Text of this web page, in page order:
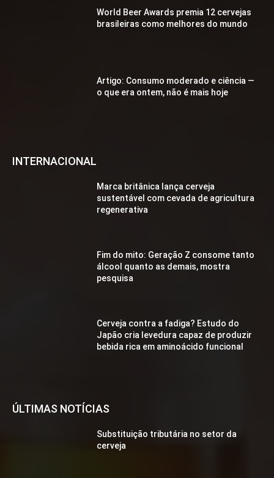
World Beer Awards premia 12 cervejas
brasileiras como melhores do mundo
Artigo: Consumo moderado e ciência —
o que era ontem, não é mais hoje
INTERNACIONAL
Marca britânica lança cerveja
sustentável com cevada de agricultura
regenerativa
Fim do mito: Geração Z consome tanto
álcool quanto as demais, mostra
pesquisa
Cerveja contra a fadiga? Estudo do
Japão cria levedura capaz de produzir
bebida rica em aminoácido funcional
ÚLTIMAS NOTÍCIAS
Substituição tributária no setor da
cerveja